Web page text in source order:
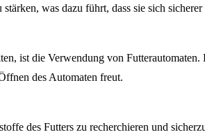
was dazu führt, dass sie sich
ist die Verwendung von
des Automaten freut.
des Futters zu recherchieren und